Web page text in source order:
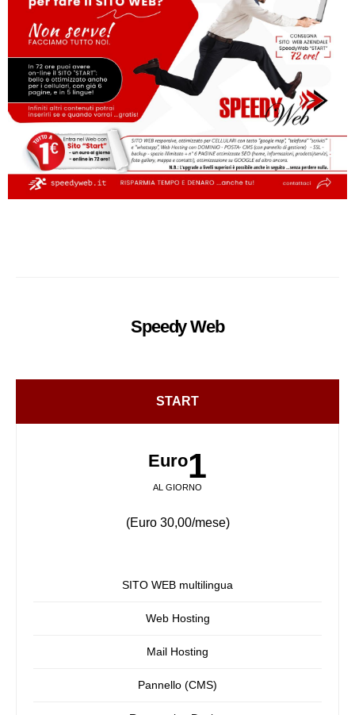
SpeedyWeb
START
Euro1
AL GIORNO
(Euro 30,00/mese)
SITO WEB multilingua
Web Hosting
Mail Hosting
Pannello (CMS)